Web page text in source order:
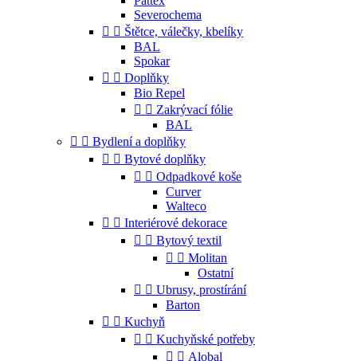
Severochema
  Štětce, válečky, kbelíky
BAL
Spokar
  Doplňky
Bio Repel
  Zakrývací fólie
BAL
  Bydlení a doplňky
  Bytové doplňky
  Odpadkové koše
Curver
Walteco
  Interiérové dekorace
  Bytový textil
  Molitan
Ostatní
  Ubrusy, prostírání
Barton
  Kuchyň
  Kuchyňské potřeby
  Alobal